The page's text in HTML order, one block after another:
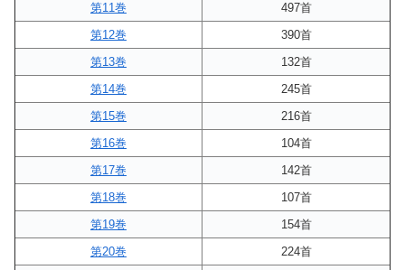
第11巻
497首
第12巻
390首
第13巻
132首
第14巻
245首
第15巻
216首
第16巻
104首
第17巻
142首
第18巻
107首
第19巻
154首
第20巻
224首